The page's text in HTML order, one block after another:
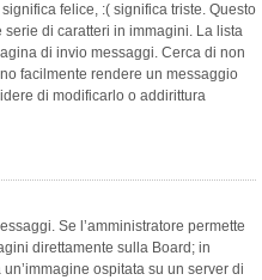
felice, :( significa triste. Questo
serie di caratteri in immagini. La lista
di invio messaggi. Cerca di non
facilmente rendere un messaggio
di modificarlo o addirittura
Se l’amministratore permette
direttamente sulla Board; in
ospitata su un server di